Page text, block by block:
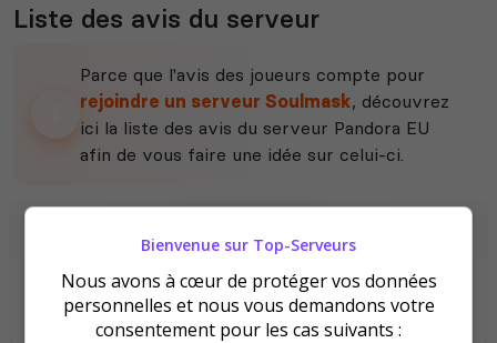
Liste des avis du serveur
Parce que l'avis des joueurs compte pour
rejoindre un serveur Soulmask, découvrez
ici la liste des avis du serveur Pandora EU
afin de vous faire une idée sur celui-ci.
Bienvenue sur Top-Serveurs
Nous avons à cœur de protéger vos données
personnelles et nous vous demandons votre
consentement pour les cas suivants :